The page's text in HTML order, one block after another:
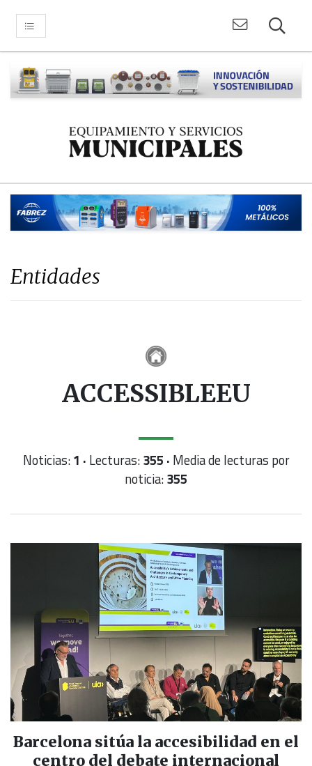
Entidades
ACCESSIBLEEU
Noticias:1 · Lecturas:355 · Media de lecturas por
noticia:355
Barcelona sitúa la accesibilidad en el
centro del debate internacional